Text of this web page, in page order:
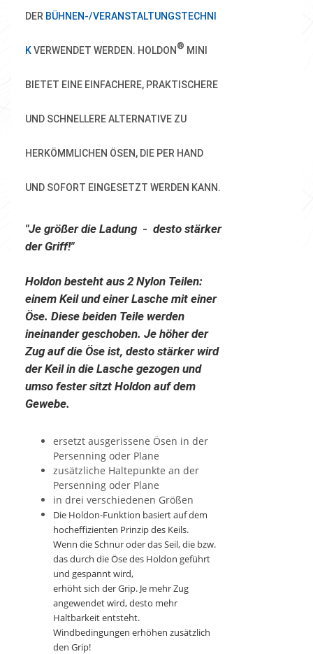
DER BÜHNEN-/VERANSTALTUNGSTECHNI
KVERWENDET WERDEN. HOLDON ® MINI
BIETET EINE EINFACHERE, PRAKTISCHERE
UND SCHNELLERE ALTERNATIVE ZU
HERKÖMMLICHEN ÖSEN, DIE PER HAND
UND SOFORT EINGESETZT WERDEN KANN.
"Je größer die Ladung- desto stärker
der Griff!"
Holdon besteht aus 2 Nylon Teilen:
einem Keil und einer Lasche mit einer
Öse. Diese beiden Teile werden
ineinander geschoben. Je höher der
Zug auf die Öse ist, desto stärker wird
der Keil in die Lasche gezogen und
umso fester sitzt Holdon auf dem
Gewebe.
ersetzt ausgerissene Ösen in der
Persenning oder Plane
zusätzliche Haltepunkte an der
Persenning oder Plane
in drei verschiedenen Größen
Die Holdon-Funktion basiert auf dem
hocheffizienten Prinzip des Keils.
Wenn die Schnur oder das Seil, die bzw.
das durch die Öse des Holdon geführt
und gespannt wird,
erhöht sich der Grip. Je mehr Zug
angewendet wird, desto mehr
Haltbarkeit entsteht.
Windbedingungen erhöhen zusätzlich
den Grip!